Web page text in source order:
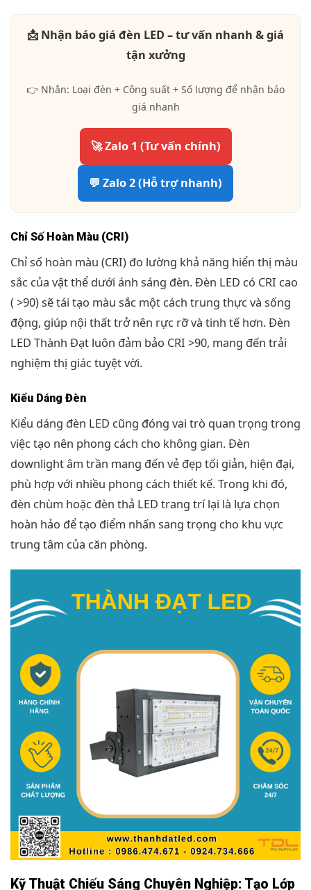
📩 Nhận báo giá đèn LED – tư vấn nhanh & giá
tận xưởng
👉 Nhắn: Loại đèn + Công suất + Số lượng để nhận báo
giá nhanh
🚀 Zalo 1 (Tư vấn chính)
💬 Zalo 2 (Hỗ trợ nhanh)
Chỉ Số Hoàn Màu (CRI)
Chỉ số hoàn màu (CRI) đo lường khả năng hiển thị màu
sắc của vật thể dưới ánh sáng đèn. Đèn LED có CRI cao
( >90) sẽ tái tạo màu sắc một cách trung thực và sống
động, giúp nội thất trở nên rực rỡ và tinh tế hơn. Đèn
LED Thành Đạt luôn đảm bảo CRI >90, mang đến trải
nghiệm thị giác tuyệt vời.
Kiểu Dáng Đèn
Kiểu dáng đèn LED cũng đóng vai trò quan trọng trong
việc tạo nên phong cách cho không gian. Đèn
downlight âm trần mang đến vẻ đẹp tối giản, hiện đại,
phù hợp với nhiều phong cách thiết kế. Trong khi đó,
đèn chùm hoặc đèn thả LED trang trí lại là lựa chọn
hoàn hảo để tạo điểm nhấn sang trọng cho khu vực
trung tâm của căn phòng.
Kỹ Thuật Chiếu Sáng Chuyên Nghiệp: Tạo Lớp